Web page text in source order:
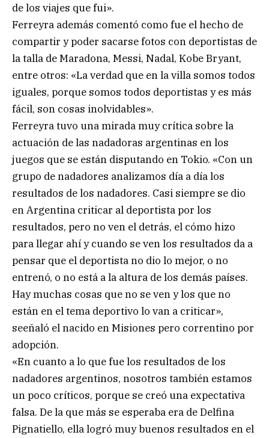
de los viajes que fui».
Ferreyra además comentó como fue el hecho de
compartir y poder sacarse fotos con deportistas de
la talla de Maradona, Messi, Nadal, Kobe Bryant,
entre otros: «La verdad que en la villa somos todos
iguales, porque somos todos deportistas y es más
fácil, son cosas inolvidables».
Ferreyra tuvo una mirada muy crítica sobre la
actuación de las nadadoras argentinas en los
juegos que se están disputando en Tokio. «Con un
grupo de nadadores analizamos día a día los
resultados de los nadadores. Casi siempre se dio
en Argentina criticar al deportista por los
resultados, pero no ven el detrás, el cómo hizo
para llegar ahí y cuando se ven los resultados da a
pensar que el deportista no dio lo mejor, o no
entrenó, o no está a la altura de los demás países.
Hay muchas cosas que no se ven y los que no
están en el tema deportivo lo van a criticar»,
seeñaló el nacido en Misiones pero correntino por
adopción.
«En cuanto a lo que fue los resultados de los
nadadores argentinos, nosotros también estamos
un poco críticos, porque se creó una expectativa
falsa. De la que más se esperaba era de Delfina
Pignatiello, ella logró muy buenos resultados en el